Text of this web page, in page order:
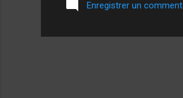
Enregistrer un